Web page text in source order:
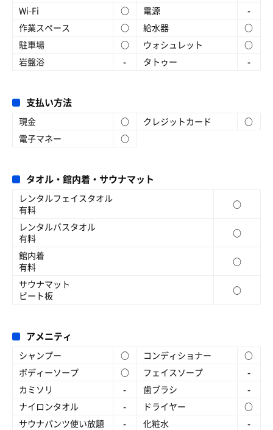
Wi-Fi
○ 電源
-
作業スペース
○ 給水器
○
駐車場
○ ウォシュレット
○
岩盤浴
- タトゥー -
支払い方法
現金 ○ クレジットカード
○
電子マネー
○
タオル・館内着・サウナマット
レンタルフェイスタオル
有料
○
レンタルバスタオル
有料
○
館内着
有料
○
サウナマット
ビート板
○
アメニティ
シャンプー ○ コンディショナー
○
ボディーソープ
○ フェイスソープ
-
カミソリ
- 歯ブラシ
-
ナイロンタオル
- ドライヤー
○
サウナパンツ使い放題
- 化粧水
-